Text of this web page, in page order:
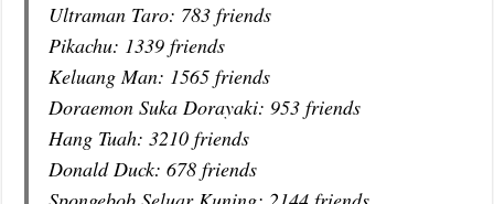
Ultraman Taro: 783 friends
Pikachu: 1339 friends
Keluang Man: 1565 friends
Doraemon Suka Dorayaki: 953 friends
Hang Tuah: 3210 friends
Donald Duck: 678 friends